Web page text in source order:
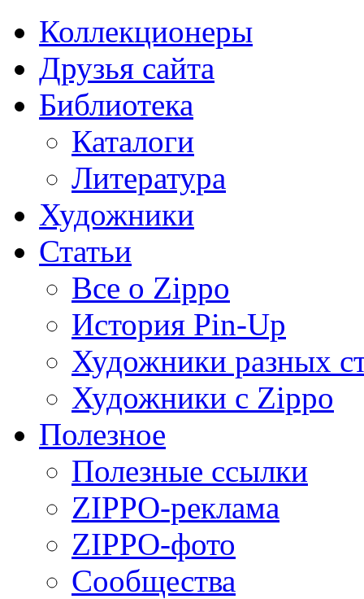
Коллекционеры
Друзья сайта
Библиотека
Каталоги
Литература
Художники
Статьи
Все о Zippo
История Pin-Up
Художники разных
Художники с Zippo
Полезное
Полезные ссылки
ZIPPO-реклама
ZIPPO-фото
Сообщества